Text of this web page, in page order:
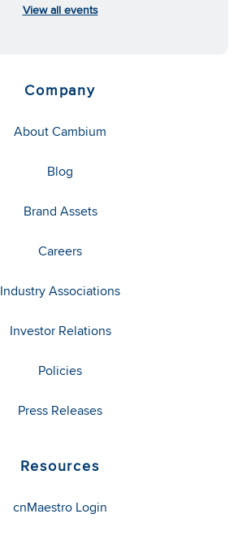
View all events
Company
About Cambium
Blog
Brand Assets
Careers
Industry Associations
Investor Relations
Policies
Press Releases
Resources
cnMaestro Login